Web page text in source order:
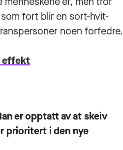
fort blir en sort-hvit-
noen forfedre.
effekt
er opptatt av at skeiv
prioritert i den nye